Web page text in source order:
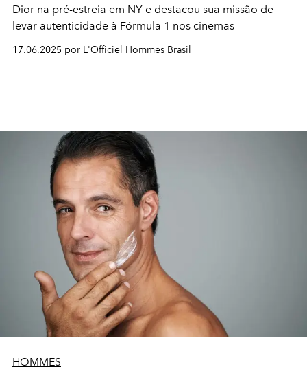
Dior na pré-estreia em NY e destacou sua missão de
levar autenticidade à Fórmula 1 nos cinemas
17.06.2025 por L'Officiel Hommes Brasil
HOMMES